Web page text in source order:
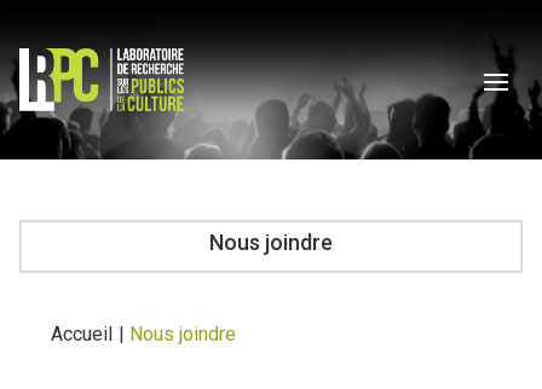
Nous joindre
Accueil | Nous joindre